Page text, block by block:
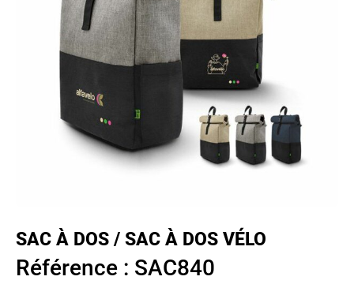
SAC À DOS / SAC À DOS VÉLO
Référence : SAC840